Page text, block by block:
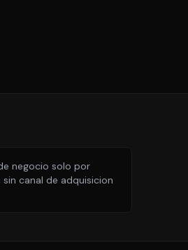
negocio solo por
canal de adquisicion